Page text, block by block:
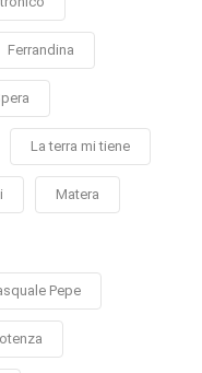
Ferrandina
La terra mi tiene
Matera
Pepe